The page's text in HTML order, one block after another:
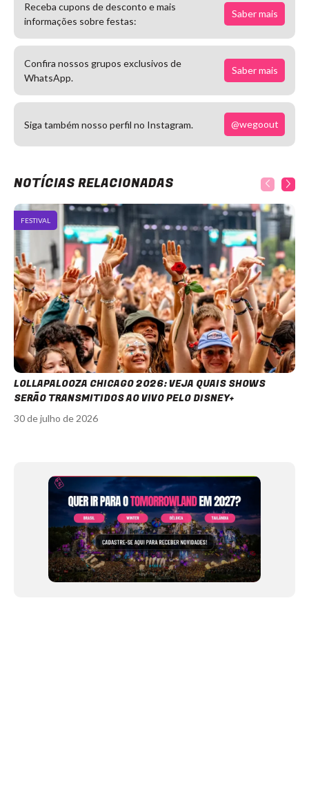
Receba cupons de desconto e mais
informações sobre festas:
Saber mais
Confira nossos grupos exclusivos de
WhatsApp.
Saber mais
Siga também nosso perfil no Instagram. @wegoout
NOTÍCIAS RELACIONADAS
FESTIVAL
LOLLAPALOOZA CHICAGO 2026: VEJA QUAIS SHOWS
SERÃO TRANSMITIDOS AO VIVO PELO DISNEY+
30 de julho de 2026